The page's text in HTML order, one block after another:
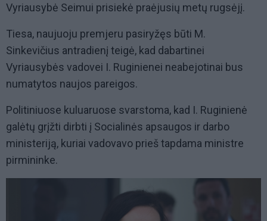
Vyriausybė Seimui prisiekė praėjusių metų rugsėjį.
Tiesa, naujuoju premjeru pasiryžęs būti M.
Sinkevičius antradienį teigė, kad dabartinei
Vyriausybės vadovei I. Ruginienei neabejotinai bus
numatytos naujos pareigos.
Politiniuose kuluaruose svarstoma, kad I. Ruginienė
galėtų grįžti dirbti į Socialinės apsaugos ir darbo
ministeriją, kuriai vadovavo prieš tapdama ministre
pirmininke.